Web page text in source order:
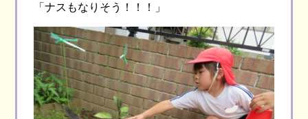
「ナスもなりそう！！！」